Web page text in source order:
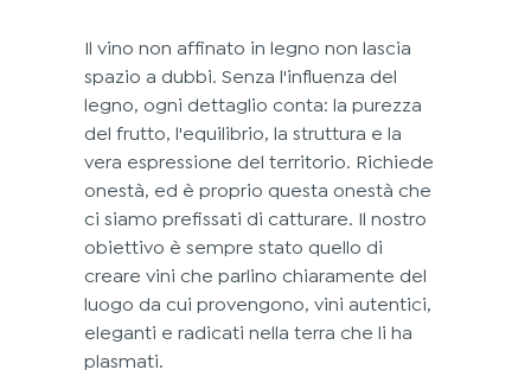
Il vino non affinato in legno non lascia
spazio a dubbi. Senza l'influenza del
legno, ogni dettaglio conta: la purezza
del frutto, l'equilibrio, la struttura e la
vera espressione del territorio. Richiede
onestà, ed è proprio questa onestà che
ci siamo prefissati di catturare. Il nostro
obiettivo è sempre stato quello di
creare vini che parlino chiaramente del
luogo da cui provengono, vini autentici,
eleganti e radicati nella terra che li ha
plasmati.